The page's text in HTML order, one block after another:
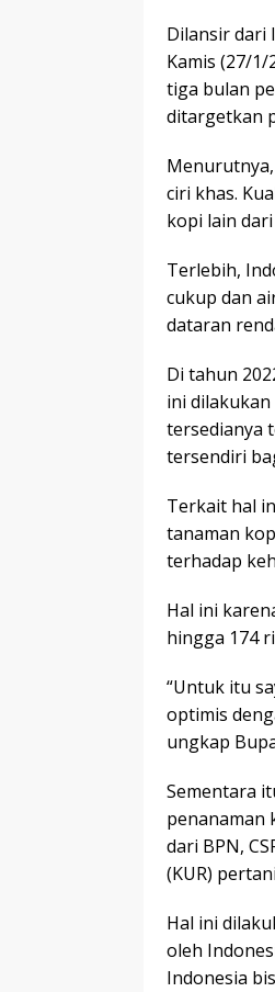
Dilansir dari
Kamis (27/
tiga bulan
ditargetkan
ciri khas.
kopi lain
Terlebih,
cukup dan
dataran
Di tahun
ini
tersedianya
tersendiri
Terkait hal
tanaman
terhadap
Hal ini
hingga 174
“Untuk itu
optimis
ungkap
Sementara
penanaman
dari BPN,
(KUR)
Hal ini
oleh
Indonesia